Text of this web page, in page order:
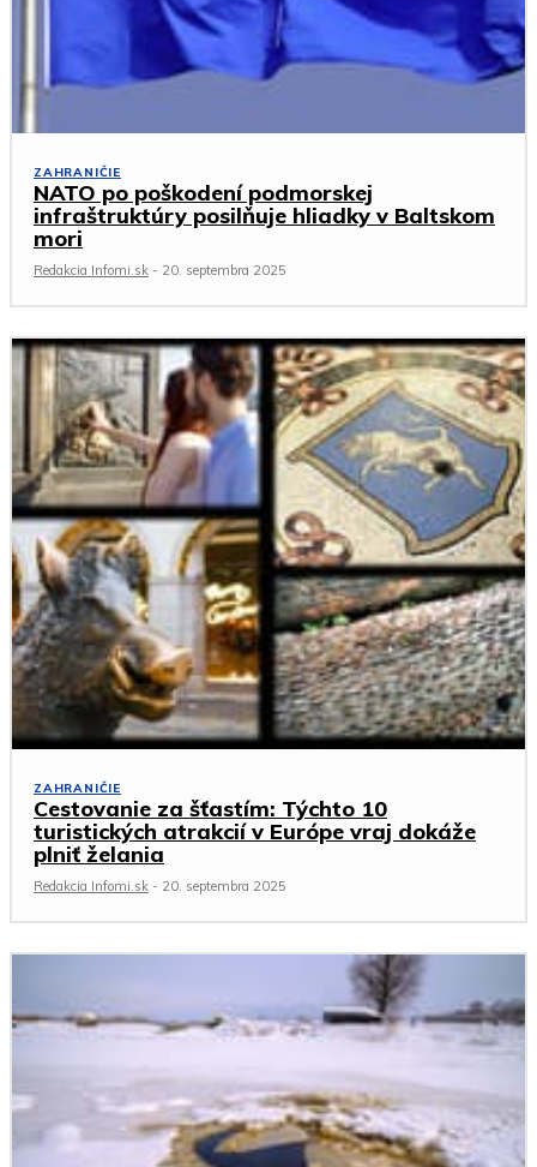
ZAHRANIČIE
NATO po poškodení podmorskej
infraštruktúry posilňuje hliadky v Baltskom
mori
Redakcia Infomi.sk - 20. septembra 2025
ZAHRANIČIE
Cestovanie za šťastím: Týchto 10
turistických atrakcií v Európe vraj dokáže
plniť želania
Redakcia Infomi.sk - 20. septembra 2025